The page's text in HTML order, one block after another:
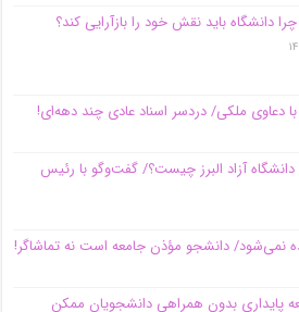
دانشگاه باید نقش خود را بازآرایی کند؟
دعاوی ملکی/ دردسر اسناد عادی چند‌ دهه‌ای!
آزاد البرز چیست؟/ گفت‌وگو با رئیس
نمی‌شود/ دانشجو مؤذن جامعه است نه تماشاگر!
پایداری بدون همراهی دانشجویان ممکن